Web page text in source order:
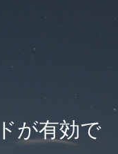
が有効で